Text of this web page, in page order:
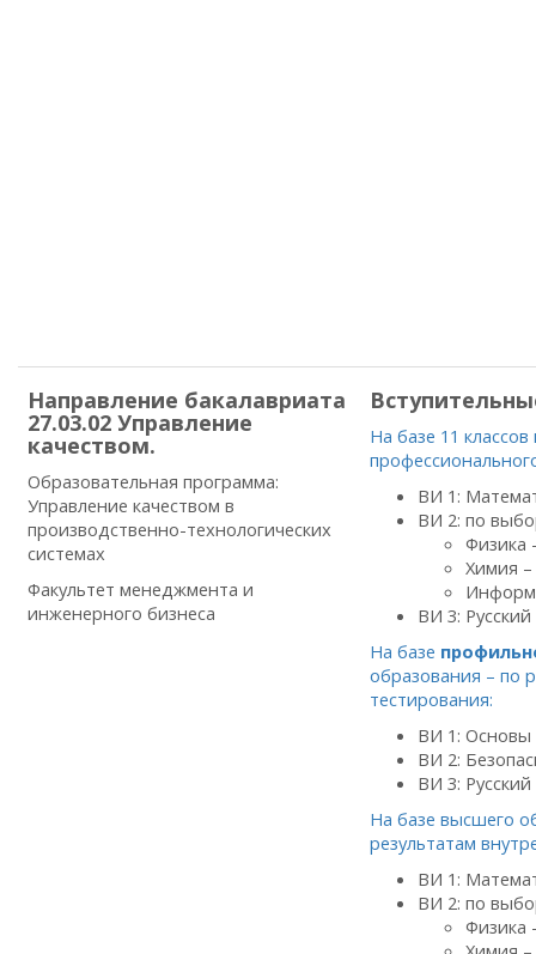
Направление бакалавриата
27.03.02 Управление
качеством.
Образовательная программа:
Управление качеством в
производственно-технологических
системах
Факультет менеджмента и
инженерного бизнеса
На базе 11
ВИ 1:
ВИ 2: по
Физика
Химия –
ВИ 3:
На базе
образования – по
тестирования:
ВИ 1: Основы
ВИ 2:
ВИ 3:
На базе высшего
результатам
ВИ 1:
ВИ 2: по
Физика